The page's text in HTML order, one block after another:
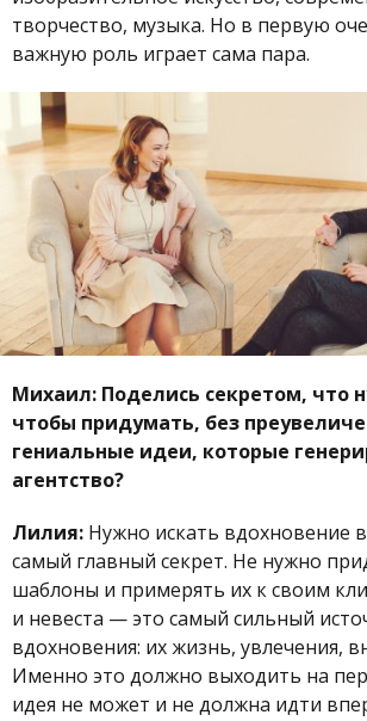
творчество, музыка. Но в первую
важную роль играет сама пара.
Михаил: Поделись секретом, что
чтобы придумать, без
гениальные идеи, которые
агентство?
Лилия: Нужно искать вдохновение
самый главный секрет. Не нужно
шаблоны и примерять их к своим
и невеста — это самый сильный
вдохновения: их жизнь, увлечения,
Именно это должно выходить на
идея не может и не должна идти